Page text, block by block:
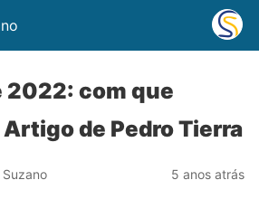
2022: com que
de Pedro Tierra
Suzano 5 anos atrás